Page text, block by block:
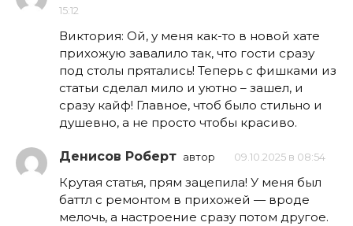
15:12
Виктория: Ой, у меня как-то в новой хате
прихожую завалило так, что гости сразу
под столы прятались! Теперь с фишками из
статьи сделал мило и уютно – зашел, и
сразу кайф! Главное, чтоб было стильно и
душевно, а не просто чтобы красиво.
Денисов Роберт автор 09.10.2025 в 08:54
Крутая статья, прям зацепила! У меня был
баттл с ремонтом в прихожей — вроде
мелочь, а настроение сразу потом другое.